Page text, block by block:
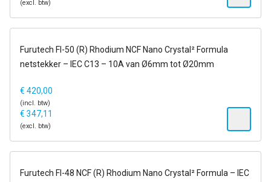
(excl. btw)
op voorraad
Furutech FI-50 (R) Rhodium NCF Nano Crystal² Formula
netstekker – IEC C13 – 10A van Ø6mm tot Ø20mm
€ 420,00
(incl. btw)
€ 347,11
(excl. btw)
op voorraad
Furutech FI-48 NCF (R) Rhodium Nano Crystal² Formula – IEC